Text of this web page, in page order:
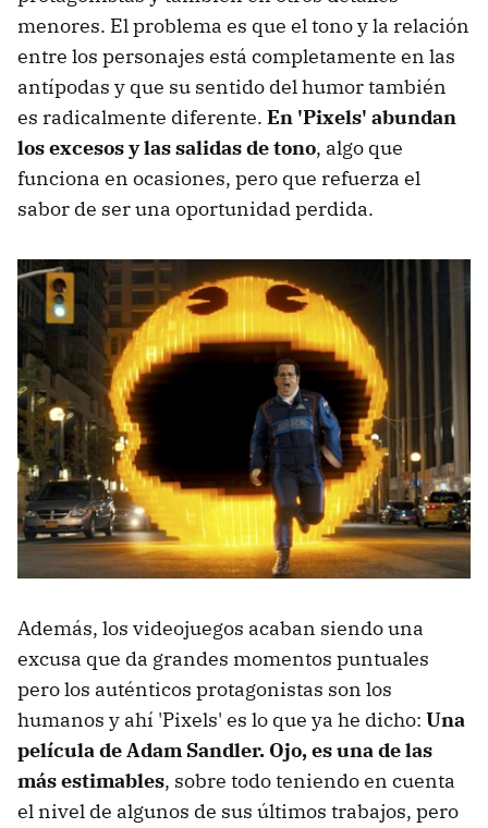
menores. El problema es que el tono y la relación
entre los personajes está completamente en las
antípodas y que su sentido del humor también
es radicalmente diferente. En 'Pixels' abundan
los excesos y las salidas de tono, algo que
funciona en ocasiones, pero que refuerza el
sabor de ser una oportunidad perdida.
Además, los videojuegos acaban siendo una
excusa que da grandes momentos puntuales
pero los auténticos protagonistas son los
humanos y ahí 'Pixels' es lo que ya he dicho: Una
película de Adam Sandler. Ojo, es una de las
más estimables, sobre todo teniendo en cuenta
el nivel de algunos de sus últimos trabajos, pero